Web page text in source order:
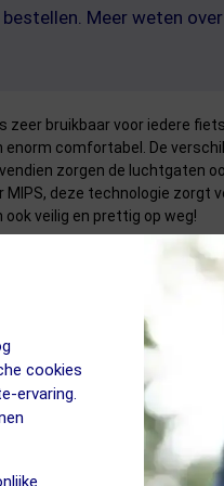
cookies
ervaring.
Meer weten
zeer bruikbaar voor iedere
comfortabel. De
zorgen de luchtgaten
deze technologie zorgt
ook veilig en prettig op weg!